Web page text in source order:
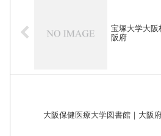
宝塚大学大
阪府
大阪保健医療大学図書館｜大阪